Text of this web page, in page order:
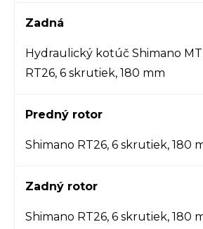
Zadná
Hydraulický kotúč Shimano
RT26, 6 skrutiek, 180 mm
Predný rotor
Shimano RT26, 6 skrutiek, 180
Zadný rotor
Shimano RT26, 6 skrutiek, 180